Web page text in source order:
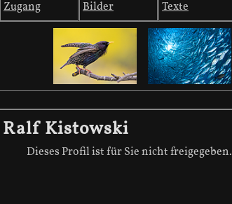
Zugang Bilder Texte
Ralf Kistowski
Dieses Profil ist für Sie nicht freigegeben.